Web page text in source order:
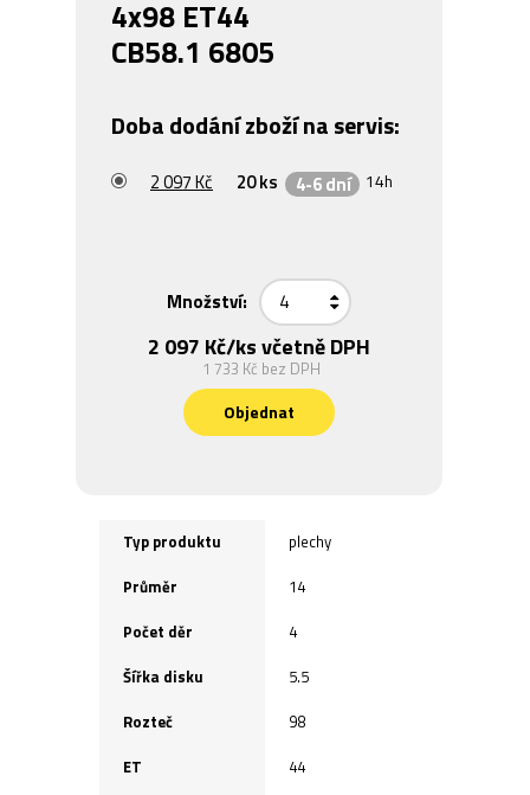
4x98 ET44
CB58.1 6805
Doba dodání zboží na servis:
2 097 Kč 20 ks 4-6 dní 14h
Množství:
2 097 Kč/ks včetně DPH
1 733 Kč bez DPH
Objednat
Typ produktu
plechy
Průměr
14
Počet děr
4
Šířka disku
5.5
Rozteč
98
ET
44